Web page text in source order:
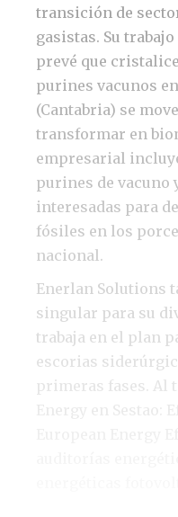
transición de
gasistas. Su
prevé que
purines vacunos
(Cantabria) se
transformar en
empresarial
purines de vacuno
interesadas para
fósiles en los
nacional.
Enerlan Solutions
singular para su
trabaja en el plan
escorias
primeras fases. Al